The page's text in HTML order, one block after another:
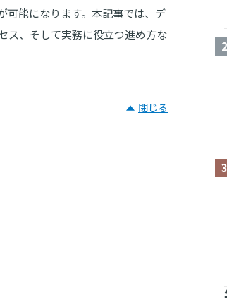
可能になります。本記事では、デ
ス、そして実務に役立つ進め方な
閉じる